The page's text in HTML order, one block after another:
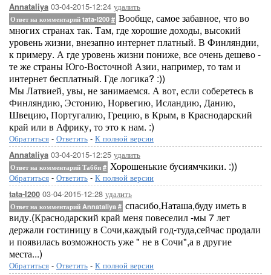
Annataliya 03-04-2015-12:24 удалить
Ответ на комментарий tata-l200 # Вообще, самое забавное, что во
многих странах так. Там, где хорошие доходы, высокий
уровень жизни, внезапно интернет платный. В Финляндии,
к примеру. А где уровень жизни пониже, все очень дешево -
те же страны Юго-Восточной Азии, например, то там и
интернет бесплатный. Где логика? :))
Мы Латвией, увы, не занимаемся. А вот, если соберетесь в
Финляндию, Эстонию, Норвегию, Исландию, Данию,
Швецию, Португалию, Грецию, в Крым, в Краснодарский
край или в Африку, то это к нам. :)
Обратиться - Ответить - К полной версии
Annataliya 03-04-2015-12:25 удалить
Ответ на комментарий Табби # Хорошенькие бусиямчкики. :))
Обратиться - Ответить - К полной версии
tata-l200 03-04-2015-12:28 удалить
Ответ на комментарий Annataliya # спасибо,Наташа,буду иметь в
виду.(Краснодарский край меня повеселил -мы 7 лет
держали гостиницу в Сочи,каждый год-туда,сейчас продали
и появилась возможность уже " не в Сочи",а в другие
места...)
Обратиться - Ответить - К полной версии